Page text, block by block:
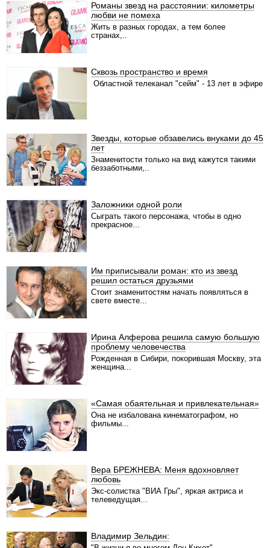
Романы звезд на расстоянии: километры
любви не помеха
Жить в разных городах, а тем более
странах,..
Сквозь пространство и время
Областной телеканал "сейм" - 13 лет в эфире
Звезды, которые обзавелись внуками до 45
лет
Знаменитости только на вид кажутся такими
беззаботными,..
Заложники одной роли
Сыграть такого персонажа, чтобы в одно
прекрасное...
Им приписывали роман: кто из звезд
решил остаться друзьями
Стоит знаменитостям начать появляться в
свете вместе...
Ирина Алферова решила самую большую
проблему человечества
Рожденная в Сибири, покорившая Москву, эта
женщина...
«Самая обаятельная и привлекательная»
Она не избалована кинематографом, но
фильмы...
Вера БРЕЖНЕВА: Меня вдохновляет
любовь
Экс-солистка "ВИА Гры", яркая актриса и
телеведущая...
Владимир Зельдин: